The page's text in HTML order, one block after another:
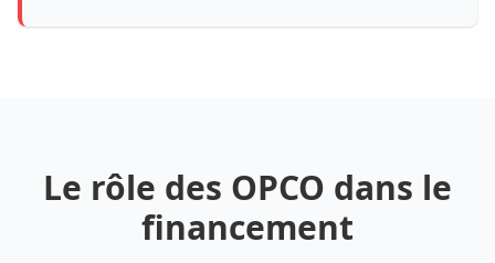
Le rôle des OPCO dans le
financement